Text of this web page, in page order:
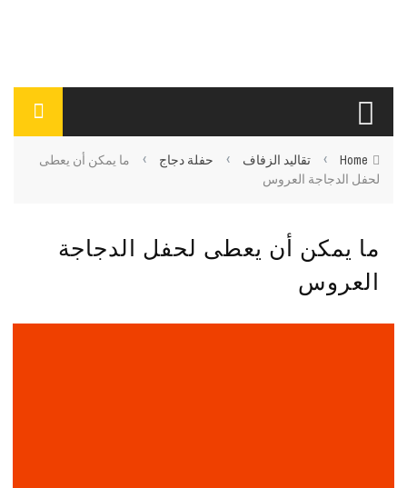
Home
› تقاليد الزفاف › حفلة دجاج ›
ما يمكن أن يعطى
لحفل الدجاجة العروس
ما يمكن أن يعطى لحفل الدجاجة
العروس